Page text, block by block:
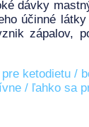
dávky
účinné
zápalov,
ketodietu /
/ ľahko sa